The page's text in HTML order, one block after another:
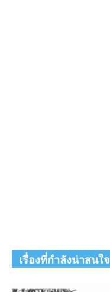
เรื่องที่กำลังน่าสนใจ